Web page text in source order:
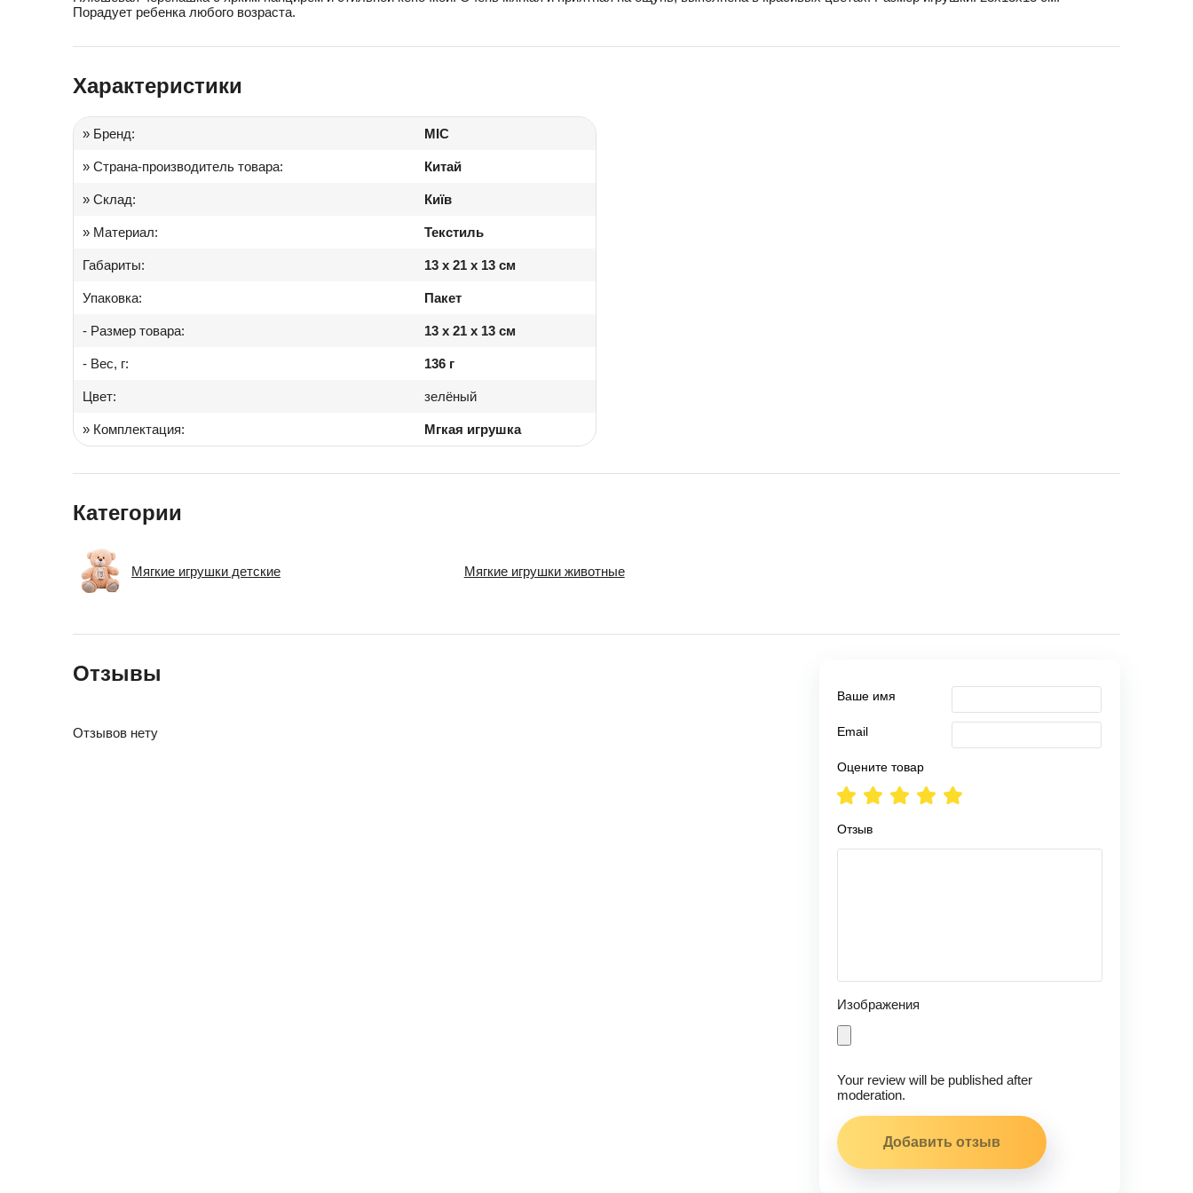
Порадует ребенка любого возраста.
Характеристики
» Бренд: MIC
» Страна-производитель товара: Китай
» Склад: Київ
» Материал: Текстиль
Габариты: 13 x 21 x 13 см
Упаковка: Пакет
- Размер товара: 13 x 21 x 13 см
- Вес, г: 136 г
Цвет: зелёный
» Комплектация: Мгкая игрушка
Категории
Мягкие игрушки детские Мягкие игрушки животные
Отзывы
Отзывов нету
Ваше имя
Email
Оцените товар
Отзыв
Изображения
Your review will be published after
moderation.